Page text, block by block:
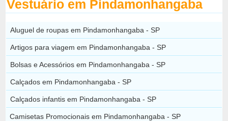
Vestuário em Pindamonhangaba
Aluguel de roupas em Pindamonhangaba - SP
Artigos para viagem em Pindamonhangaba - SP
Bolsas e Acessórios em Pindamonhangaba - SP
Calçados em Pindamonhangaba - SP
Calçados infantis em Pindamonhangaba - SP
Camisetas Promocionais em Pindamonhangaba - SP